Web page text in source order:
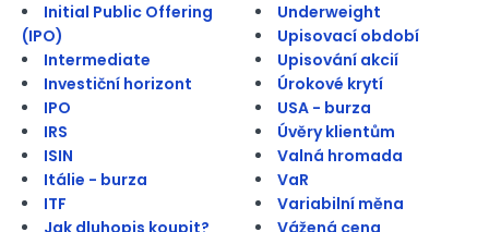
Initial Public Offering
(IPO)
Intermediate
Investiční horizont
IPO
IRS
ISIN
Itálie - burza
ITF
Jak dluhopis koupit?
Underweight
Upisovací období
Upisování akcií
Úrokové krytí
USA - burza
Úvěry klientům
Valná hromada
VaR
Variabilní měna
Vážená cena